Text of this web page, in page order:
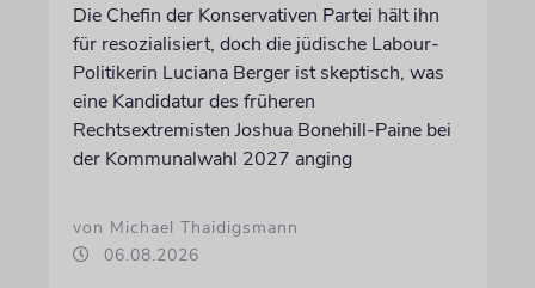
Die Chefin der Konservativen Partei hält ihn
für resozialisiert, doch die jüdische Labour-
Politikerin Luciana Berger ist skeptisch, was
eine Kandidatur des früheren
Rechtsextremisten Joshua Bonehill-Paine bei
der Kommunalwahl 2027 anging
von Michael Thaidigsmann
06.08.2026